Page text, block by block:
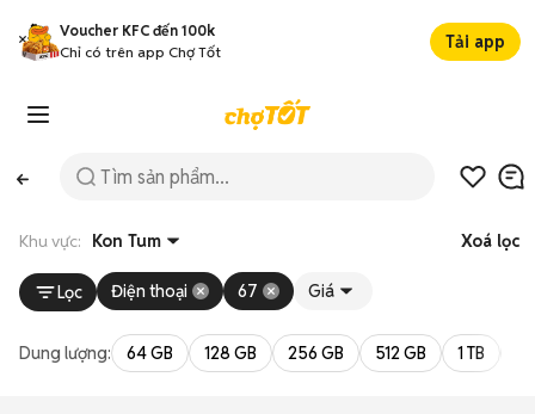
Voucher KFC đến 100k
Chỉ có trên app Chợ Tốt
Tải app
Khu vực: Kon Tum Xoá lọc
Lọc Điện thoại 67 Giá
Dung lượng: 64 GB 128 GB 256 GB 512 GB 1 TB